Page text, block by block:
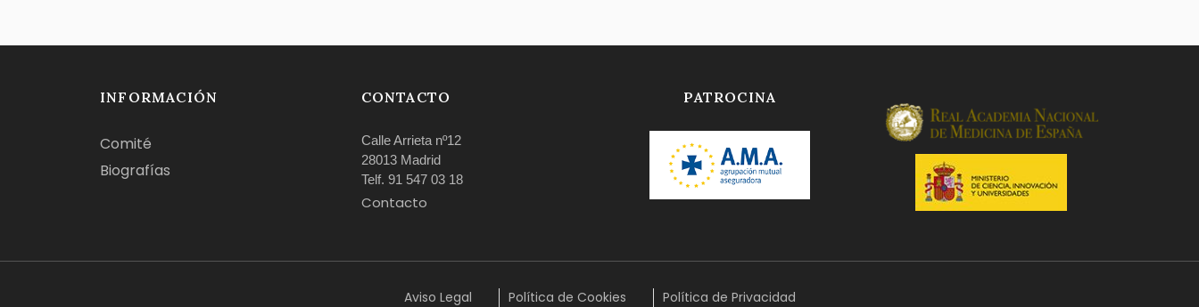
INFORMACIÓN
Comité
Biografías
CONTACTO
Calle Arrieta nº12
28013 Madrid
Telf. 91 547 03 18
Contacto
PATROCINA
Aviso Legal Política de Cookies Política de Privacidad